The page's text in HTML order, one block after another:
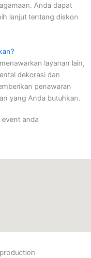
Anda dapat
lanjut tentang diskon
layanan lain,
dekorasi dan
penawaran
yang Anda butuhkan.
anda